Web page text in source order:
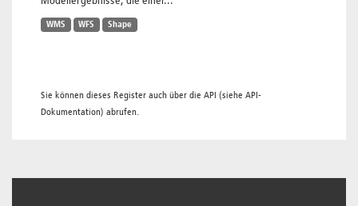
WMS WFS Shape
Sie können dieses Register auch über die API (siehe API-
Dokumentation) abrufen.